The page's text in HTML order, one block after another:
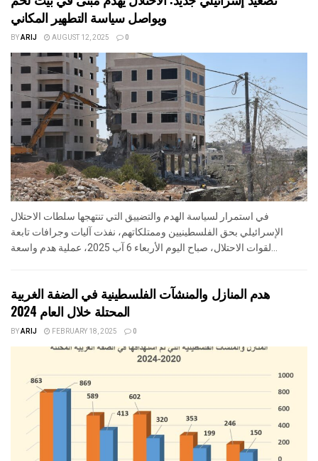
ويواصل سياسة التطهير المكاني
BYARIJ AUGUST 12, 2025 0
في استمرار لسياسة الهدم والتضييق التي تنتهجها سلطات الاحتلال
الإسرائيلي بحق الفلسطينيين وممتلكاتهم، نفذت آليات وجرافات تابعة
هدم المنازل والمنشآت الفلسطينية في الضفة الغربية
المحتلة خلال العام 2024
BYARIJ FEBRUARY 18, 2025 0